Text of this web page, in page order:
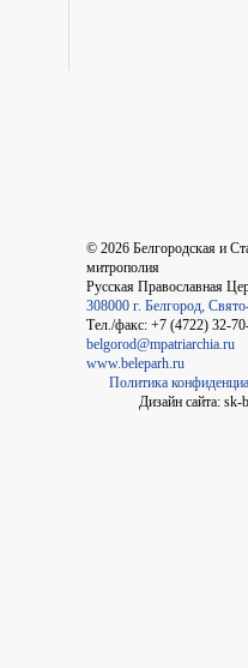
© 2026 Белгородская и
митрополия
Русская Православная
308000 г. Белгород,
Тел./факс: +7 (4722) 32-
belgorod@mpatriarchia.ru
www.beleparh.ru
Политика
Дизайн сайта: sk-